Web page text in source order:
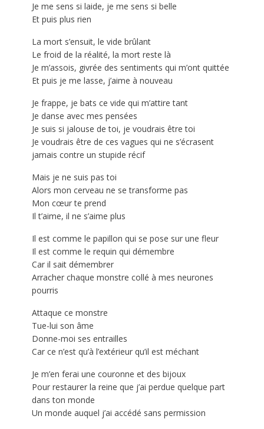
Je me sens si laide, je me sens si belle
Et puis plus rien
La mort s’ensuit, le vide brûlant
Le froid de la réalité, la mort reste là
Je m’assois, givrée des sentiments qui m’ont quittée
Et puis je me lasse, j’aime à nouveau
Je frappe, je bats ce vide qui m’attire tant
Je danse avec mes pensées
Je suis si jalouse de toi, je voudrais être toi
Je voudrais être de ces vagues qui ne s’écrasent
jamais contre un stupide récif
Mais je ne suis pas toi
Alors mon cerveau ne se transforme pas
Mon cœur te prend
Il t’aime, il ne s’aime plus
Il est comme le papillon qui se pose sur une fleur
Il est comme le requin qui démembre
Car il sait démembrer
Arracher chaque monstre collé à mes neurones
pourris
Attaque ce monstre
Tue-lui son âme
Donne-moi ses entrailles
Car ce n’est qu’à l’extérieur qu’il est méchant
Je m’en ferai une couronne et des bijoux
Pour restaurer la reine que j’ai perdue quelque part
dans ton monde
Un monde auquel j’ai accédé sans permission